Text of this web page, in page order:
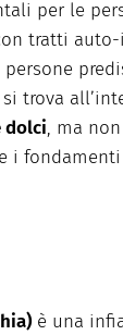
per le
tratti
persone
trova
dolci, ma
i
è una